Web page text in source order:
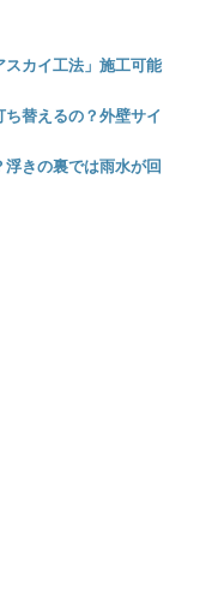
スカイ工法」施工可能
替えるの？外壁サイ
きの裏では雨水が回